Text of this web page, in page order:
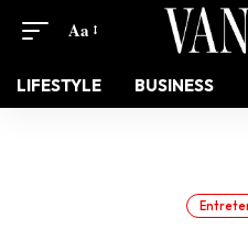
Aa
LIFESTYLE BUSINESS